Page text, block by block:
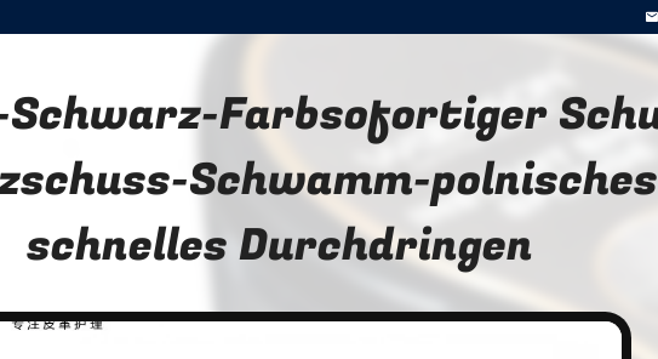
Farbsofortiger
Schwamm-polnisches
schnelles Durchdringen